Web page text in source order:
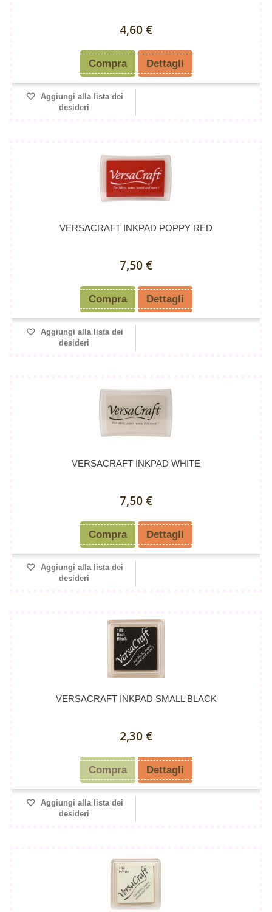
4,60 €
Compra Dettagli
Aggiungi alla lista dei
desideri
VERSACRAFT INKPAD POPPY RED
7,50 €
Compra Dettagli
Aggiungi alla lista dei
desideri
VERSACRAFT INKPAD WHITE
7,50 €
Compra Dettagli
Aggiungi alla lista dei
desideri
VERSACRAFT INKPAD SMALL BLACK
2,30 €
Compra Dettagli
Aggiungi alla lista dei
desideri